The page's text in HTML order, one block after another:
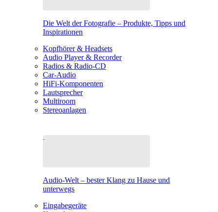
Die Welt der Fotografie – Produkte, Tipps und
Inspirationen
Kopfhörer & Headsets
Audio Player & Recorder
Radios & Radio-CD
Car-Audio
HiFi-Komponenten
Lautsprecher
Multiroom
Stereoanlagen
Audio-Welt – bester Klang zu Hause und
unterwegs
Eingabegeräte